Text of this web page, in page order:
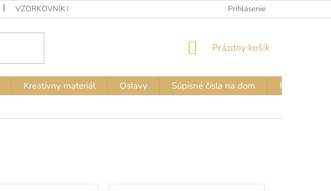
VZORKOVNÍK FARIEB VZORKOVNÍK FARIEB – NÁPISY NA TRIČKÁ
Prihlásenie
NÁKUPNÝ
Prázdny košík
Kreatívny materiál Oslavy Súpisné čísla na dom Pozor PES -